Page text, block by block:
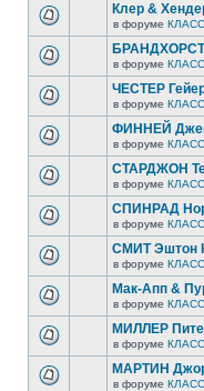
Клер &
в форуме
в форуме
ЧЕСТЕР
в форуме
ФИННЕЙ
в форуме
СТАРДЖОН
в форуме
СПИНРАД
в форуме
СМИТ Эштон
в форуме
Мак-Апп &
в форуме
МИЛЛЕР
в форуме
МАРТИН
в форуме